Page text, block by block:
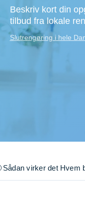
Beskriv kort din
tilbud fra lokale
Slutrengøring i hele
Sådan virker det Hvem